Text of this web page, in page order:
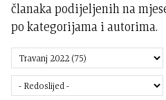
članaka podijeljenih na
po kategorijama i autorima.